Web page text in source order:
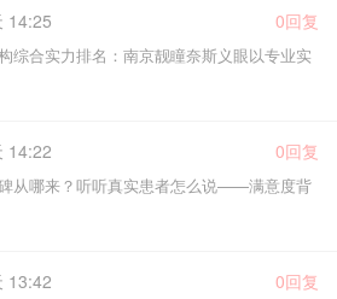
14:25 0回复
综合实力排名：南京靓瞳奈斯义眼以专业实
14:22 0回复
从哪来？听听真实患者怎么说——满意度背
13:42 0回复